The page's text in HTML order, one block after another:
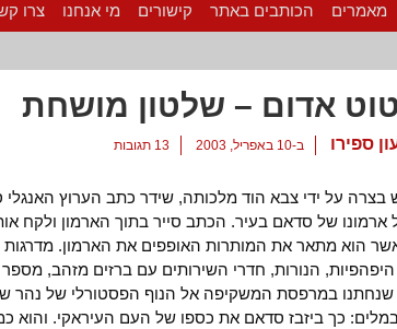
מאמרים הכותבים באתר קישורים מי אנחנו צרו
אדום – שלטון מושחת
ספירו ב-10 באפריל, 2003 13 תגובות
בצרה על ידי צבא הוד מלכותה, שידר כתב הערוץ האנגלי
של סדאם בעיר. הכתב סייר בתוך הארמון ולקח
הוא מתאר את המותרות האופפים את הארמון. מדרגות
הנורות, חדרי השירותים עם ברזים מזהב,
שנחתנו במרפסת המשקיפה אל הנוף הפסטורלי של נהר
כך ביזבז סדאם את כספו של העם העיראקי. והוא